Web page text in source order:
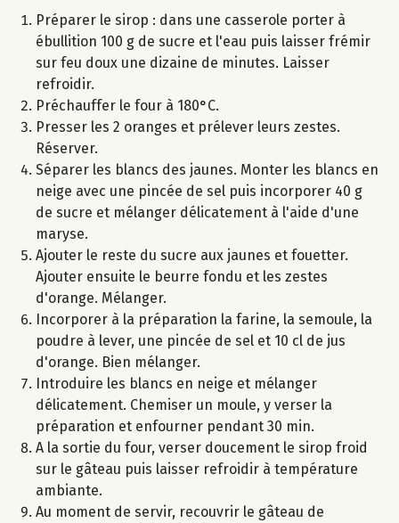
Préparer le sirop : dans une casserole porter à
ébullition 100 g de sucre et l'eau puis laisser frémir
sur feu doux une dizaine de minutes. Laisser
refroidir.
Préchauffer le four à 180°C.
Presser les 2 oranges et prélever leurs zestes.
Réserver.
Séparer les blancs des jaunes. Monter les blancs en
neige avec une pincée de sel puis incorporer 40 g
de sucre et mélanger délicatement à l'aide d'une
maryse.
Ajouter le reste du sucre aux jaunes et fouetter.
Ajouter ensuite le beurre fondu et les zestes
d'orange. Mélanger.
Incorporer à la préparation la farine, la semoule, la
poudre à lever, une pincée de sel et 10 cl de jus
d'orange. Bien mélanger.
Introduire les blancs en neige et mélanger
délicatement. Chemiser un moule, y verser la
préparation et enfourner pendant 30 min.
A la sortie du four, verser doucement le sirop froid
sur le gâteau puis laisser refroidir à température
ambiante.
Au moment de servir, recouvrir le gâteau de